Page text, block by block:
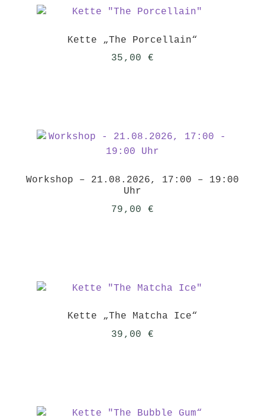
Kette „The Porcellain“
35,00 €
Workshop – 21.08.2026, 17:00 – 19:00
Uhr
79,00 €
Kette „The Matcha Ice“
39,00 €